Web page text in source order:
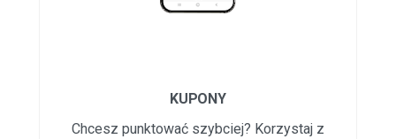
KUPONY
Chcesz punktować szybciej? Korzystaj z